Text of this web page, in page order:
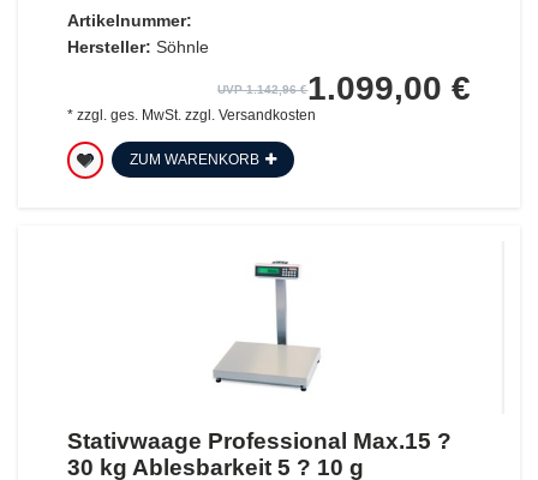
Artikelnummer:
Hersteller: Söhnle
UVP 1.142,96 €1.099,00 €
* zzgl. ges. MwSt. zzgl. Versandkosten
ZUM WARENKORB
Stativwaage Professional Max.15 ?
30 kg Ablesbarkeit 5 ? 10 g